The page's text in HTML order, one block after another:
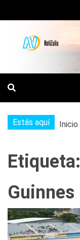
al
contenido
Estás aquí Inicio
Etiqueta:
Guinnes